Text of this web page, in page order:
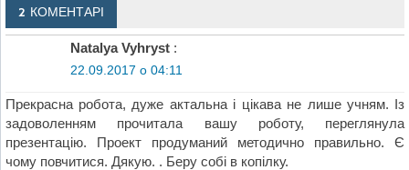
2 КОМЕНТАРІ
Natalya Vyhryst :
22.09.2017 о 04:11
Прекрасна робота, дуже актальна і цікава не лише учням. Із
задоволенням прочитала вашу роботу, переглянула
презентацію. Проект продуманий методично правильно. Є
чому повчитися. Дякую. . Беру собі в копілку.